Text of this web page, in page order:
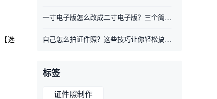
选
一寸电子版怎么改成二寸电子版？三个简单方法一键改尺寸
自己怎么拍证件照？这些技巧让你轻松搞定！
标签
证件照制作